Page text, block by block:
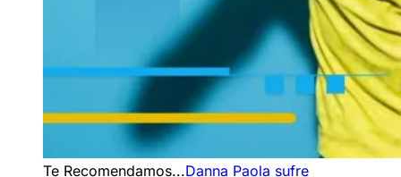
Te Recomendamos...Danna Paola sufre